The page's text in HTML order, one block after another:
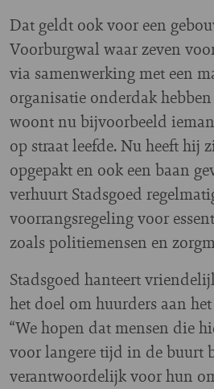
Dat geldt ook voor een
Voorburgwal waar zeven
via samenwerking met een
organisatie onderdak hebben
woont nu bijvoorbeeld
op straat leefde. Nu heeft hij
opgepakt en ook een baan
verhuurt Stadsgoed
voorrangsregeling voor
zoals politiemensen en
Stadsgoed hanteert
het doel om huurders aan
“We hopen dat mensen die
voor langere tijd in de buurt
verantwoordelijk voor hun